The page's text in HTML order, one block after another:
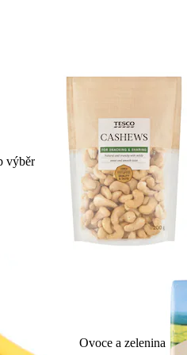
výběr
Ovoce a zelenina